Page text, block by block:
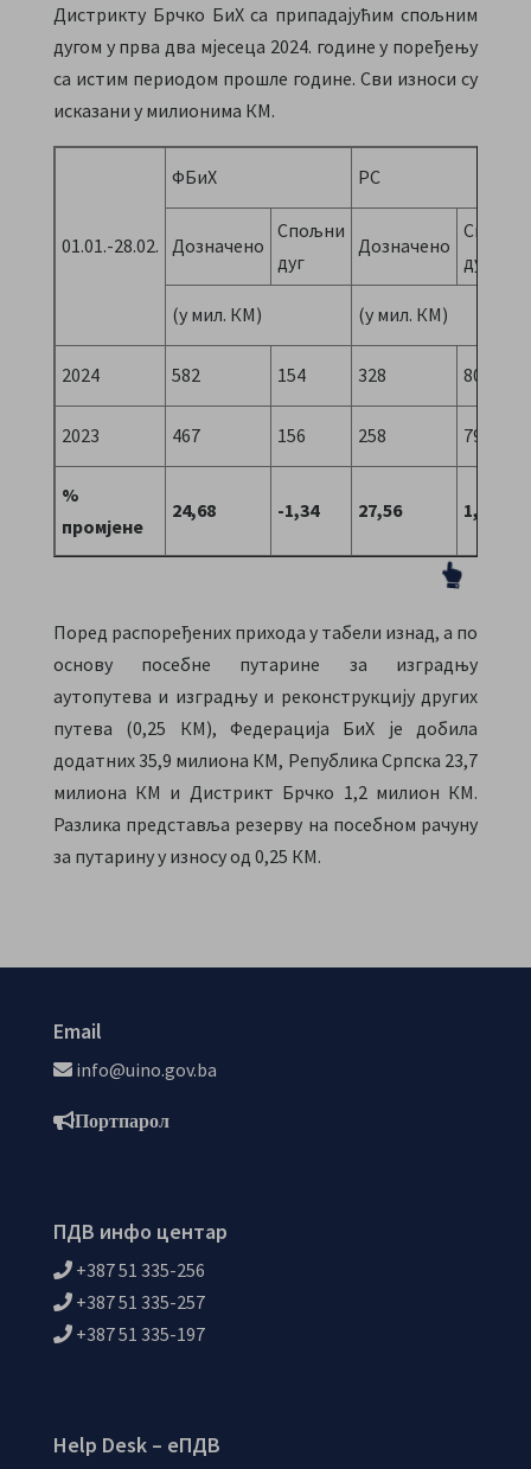
Дистрикту Брчко БиХ са припадајућим спољним
дугом у прва два мјесеца 2024. године у поређењу
са истим периодом прошле године. Сви износи су
исказани у милионима КМ.
01.01.-28.02.
ФБиХ РС
Дозначено
Спољни
дуг
Дозначено
Спољни
дуг
(у мил. КМ) (у мил. КМ)
2024 582 154 328 80
2023 467 156 258 79
%
промјене
24,68 -1,34 27,56 1,20
Поред распоређених прихода у табели изнад, а по
основу посебне путарине за изградњу
аутопутева и изградњу и реконструкцију других
путева (0,25 КМ), Федерација БиХ је добила
додатних 35,9 милиона КМ, Република Српска 23,7
милиона КМ и Дистрикт Брчко 1,2 милион КМ.
Разлика представља резерву на посебном рачуну
за путарину у износу од 0,25 КМ.
Email
info@uino.gov.ba
Портпарол
ПДВ инфо центар
+387 51 335-256
+387 51 335-257
+387 51 335-197
Help Desk – еПДВ